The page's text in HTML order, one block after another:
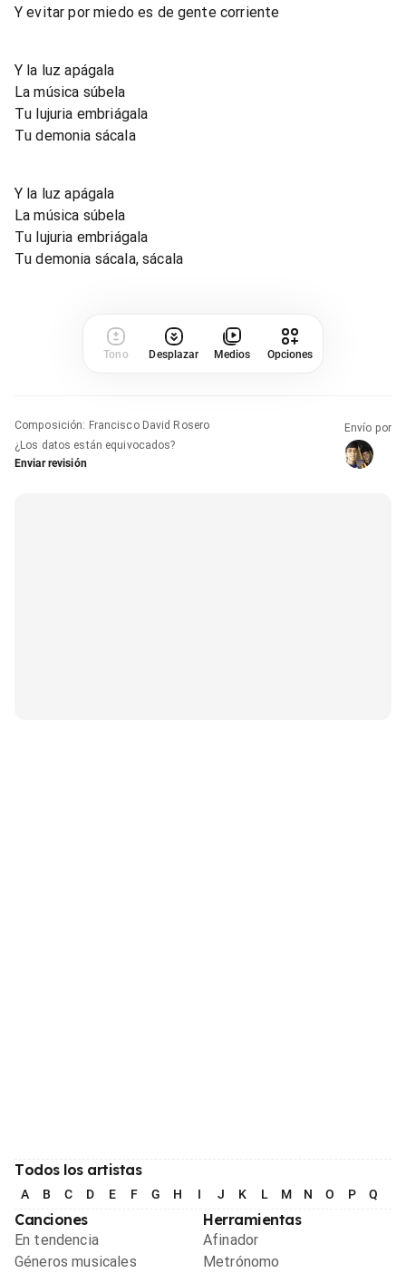
Y evitar por miedo es de gente corriente
Y la luz apágala
La música súbela
Tu lujuria embriágala
Tu demonia sácala
Y la luz apágala
La música súbela
Tu lujuria embriágala
Tu demonia sácala, sácala
Tono Desplazar Medios Opciones
Composición: Francisco David Rosero
¿Los datos están equivocados?
Enviar revisión
Envío por
Todos los artistas
A B C D E F G H I J K L M N O P Q
Canciones
En tendencia
Géneros musicales
Herramientas
Afinador
Metrónomo